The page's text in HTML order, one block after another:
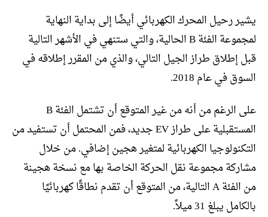
يشير رحيل المحرك الكهربائي أيضًا إلى بداية النهاية
لمجموعة الفئة B الحالية، والتي ستنهي في الأشهر التالية
قبل إطلاق طراز الجيل التالي، والذي من المقرر إطلاقه في
السوق في عام 2018.
على الرغم من أنه من غير المتوقع أن تشتمل الفئة B
المستقبلية على طراز EV جديد، فمن المحتمل أن تستفيد من
التكنولوجيا الكهربائية لمتغير هجين إضافي. من خلال
مشاركة مجموعة نقل الحركة الخاصة بها مع نسخة هجينة
من الفئة A التالية، من المتوقع أن تقدم نطاقًا كهربائيًا
بالكامل يبلغ 31 ميلاً.